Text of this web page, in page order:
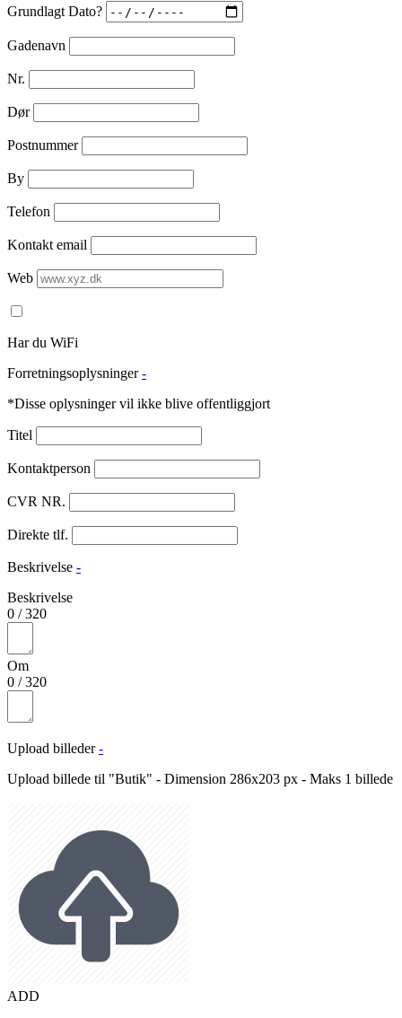
Grundlagt Dato?
Gadenavn
Nr.
Dør
Postnummer
By
Telefon
Kontakt email
Web
Har du WiFi
Forretningsoplysninger -
*Disse oplysninger vil ikke blive offentliggjort
Titel
Kontaktperson
CVR NR.
Direkte tlf.
Beskrivelse -
Beskrivelse
0 /320
Om
0 /320
Upload billeder -
Upload billede til "Butik" - Dimension 286x203 px - Maks 1 billede
ADD